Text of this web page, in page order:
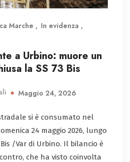
Marche
In evidenza
a Urbino: muore un
la SS 73 Bis
Maggio 24, 2026
si è consumato nel
24 maggio 2026, lungo
/Var di Urbino. Il bilancio è
che ha visto coinvolta